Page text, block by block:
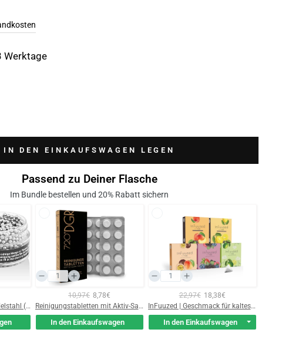
Werktage
IN DEN EINKAUFSWAGEN LEGEN
Passend zu Deiner Flasche
Im Bundle bestellen und 20% Rabatt sichern
Reinigungsperlen aus Edelstahl (1000 beads)
10,97€ 8,78€
Reinigungstabletten mit Aktiv-Sauerstoff (20 pieces)
In den Einkaufswagen
22,97€ 18,38€
InFuuzed | Geschmack für kaltes Wasser
In den Einkaufswagen